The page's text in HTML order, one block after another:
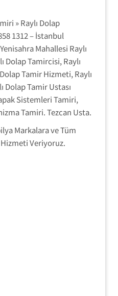
» Raylı Dolap
1312 – İstanbul
Mahallesi Raylı
Dolap Tamircisi, Raylı
Tamir Hizmeti, Raylı
Dolap Tamir Ustası
Sistemleri Tamiri,
Tamiri. Tezcan Usta.
Markalara ve Tüm
Veriyoruz.